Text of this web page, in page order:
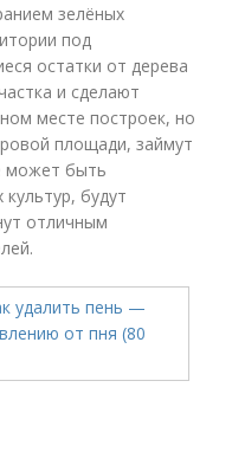
зелёных
под
остатки от дерева
и сделают
месте построек, но
площади, займут
может быть
будут
отличным